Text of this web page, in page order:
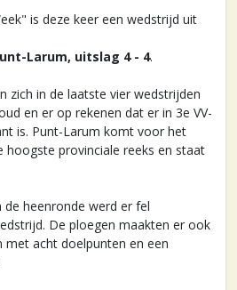
is deze keer een wedstrijd uit
Larum, uitslag 4 - 4.
zich in de laatste vier wedstrijden
en er op rekenen dat er in 3e VV-
is. Punt-Larum komt voor het
hoogste provinciale reeks en staat
de heenronde werd er fel
De ploegen maakten er ook
met acht doelpunten en een